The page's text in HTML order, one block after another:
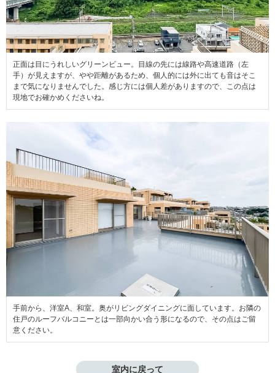
正面は目にうれしいグリーンビュー。目線の先には線路や高速道路（左
手）が見えますが、やや距離があるため、個人的には外に出ても音はそこ
まで気になりませんでした。感じ方には個人差がありますので、この点は
現地でお確かめくださいね。
手前から、洋室A、和室。奥がリビングダイニングに面しています。お隣の
住戸のルーフバルコニーとは一部向かい合う形になるので、その点はご留
意ください。
室内に戻って